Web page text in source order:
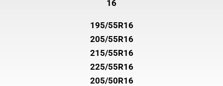
16
195/55R16
205/55R16
215/55R16
225/55R16
205/50R16